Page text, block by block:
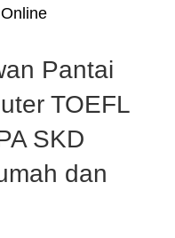
Pantai
TOEFL
SKD
dan